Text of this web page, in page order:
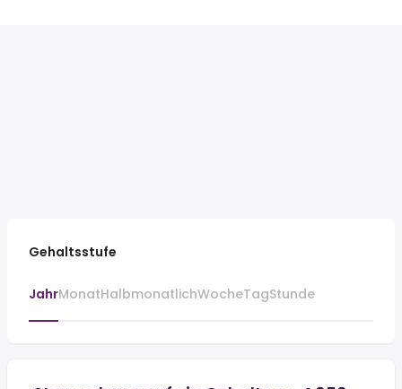
Gehaltsstufe
JahrMonatHalbmonatlichWocheTagStunde